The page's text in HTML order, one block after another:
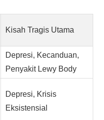
Kisah Tragis Utama
Depresi, Kecanduan,
Penyakit Lewy Body
Depresi, Krisis
Eksistensial